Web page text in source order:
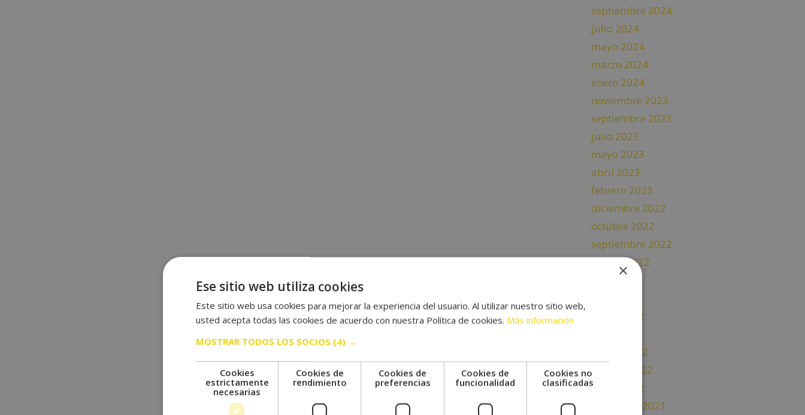
septiembre 2024
julio 2024
mayo 2024
marzo 2024
enero 2024
noviembre 2023
septiembre 2023
julio 2023
mayo 2023
abril 2023
febrero 2023
diciembre 2022
octubre 2022
septiembre 2022
agosto 2022
mayo 2022
marzo 2022
febrero 2022
enero 2022
diciembre 2021
×
Ese sitio web utiliza cookies
Este sitio web usa cookies para mejorar la experiencia del usuario. Al utilizar nuestro sitio web,
usted acepta todas las cookies de acuerdo con nuestra Política de cookies. Más información
MOSTRAR TODOS LOS SOCIOS (4) →
Cookies
estrictamente
necesarias
Cookies de
rendimiento
Cookies de
preferencias
Cookies de
funcionalidad
Cookies no
clasificadas